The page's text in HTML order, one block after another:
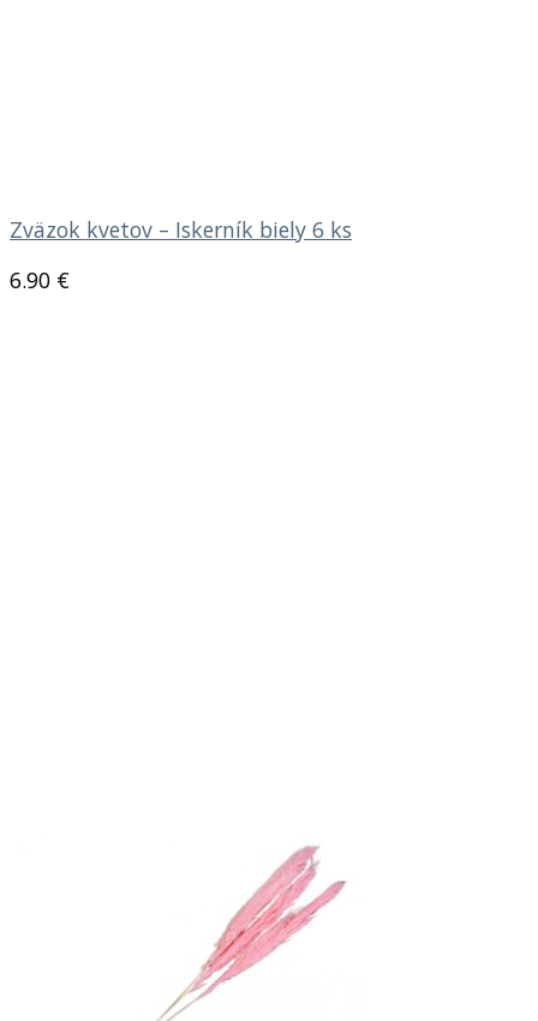
Zväzok kvetov – Iskerník biely 6 ks
6.90 €